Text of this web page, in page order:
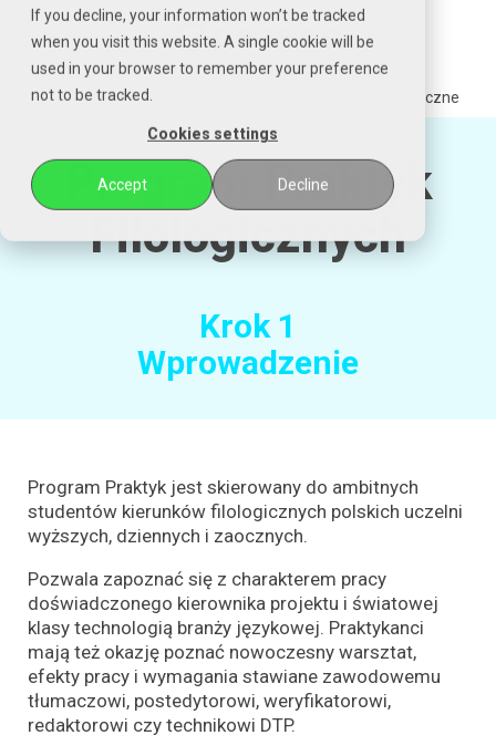
If you decline, your information won’t be tracked
when you visit this website. A single cookie will be
used in your browser to remember your preference
not to be tracked.
Cookies settings
Accept Decline
Czytaj
stronę
główną
POZENA
POZENA Studenckie Praktyki Filologiczne
Program Praktyk
Filologicznych
Krok 1
Wprowadzenie
Program Praktyk jest skierowany do ambitnych
studentów kierunków filologicznych polskich uczelni
wyższych, dziennych i zaocznych.
Pozwala zapoznać się z charakterem pracy
doświadczonego kierownika projektu i światowej
klasy technologią branży językowej. Praktykanci
mają też okazję poznać nowoczesny warsztat,
efekty pracy i wymagania stawiane zawodowemu
tłumaczowi, postedytorowi, weryfikatorowi,
redaktorowi czy technikowi DTP.